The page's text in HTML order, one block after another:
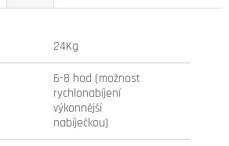
24Kg
6-8 hod (možnost
rychlonabíjení
výkonnější
nabíječkou)